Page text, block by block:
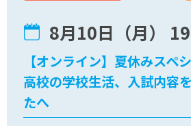
8月10日（月）
【オンライン】夏休みスペ
高校の学校生活、入試内容
たへ